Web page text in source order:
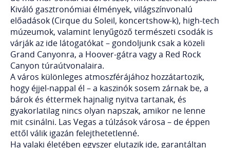
Kiváló gasztronómiai élmények, világszínvonalú
előadások (Cirque du Soleil, koncertshow-k), high-tech
múzeumok, valamint lenyűgöző természeti csodák is
várják az ide látogatókat – gondoljunk csak a közeli
Grand Canyonra, a Hoover-gátra vagy a Red Rock
Canyon túraútvonalaira.
A város különleges atmoszférájához hozzátartozik,
hogy éjjel-nappal él – a kaszinók sosem zárnak be, a
bárok és éttermek hajnalig nyitva tartanak, és
gyakorlatilag nincs olyan napszak, amikor ne lenne
mit csinálni. Las Vegas a túlzások városa – de éppen
ettől válik igazán felejthetetlenné.
Ha valaki életében egyszer elutazik ide, garantáltan